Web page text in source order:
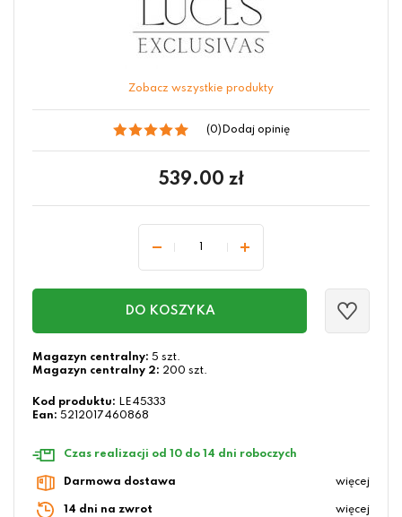
Zobacz wszystkie produkty
(0) Dodaj opinię
539.00 zł
DO KOSZYKA
Magazyn centralny: 5 szt.
Magazyn centralny 2: 200 szt.
Kod produktu: LE45333
Ean: 5212017460868
Czas realizacji od 10 do 14 dni roboczych
Darmowa dostawa więcej
14 dni na zwrot więcej